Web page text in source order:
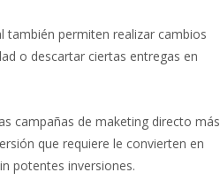
también permiten realizar cambios
o descartar ciertas entregas en
campañas de maketing directo más
que requiere le convierten en
potentes inversiones.